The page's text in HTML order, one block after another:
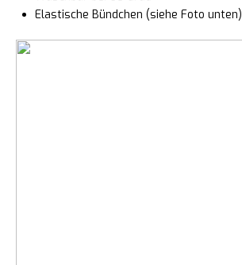
Elastische Bündchen (siehe Foto unten)